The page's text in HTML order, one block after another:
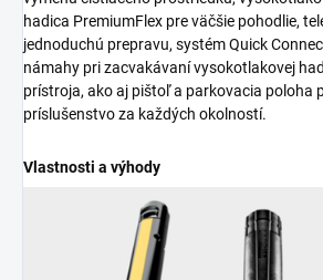
hadica PremiumFlex pre väčšie pohodlie,
jednoduchú prepravu, systémQuick
námahy pri zacvakávaní vysokotlakovej
prístroja, ako aj pištoľ a parkovacia poloha
príslušenstvo za každých okolností.
Vlastnosti a výhody